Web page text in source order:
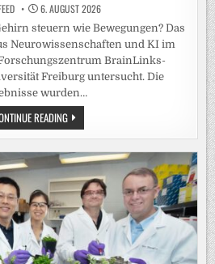
6. AUGUST 2026
steuern wie Bewegungen? Das
Neurowissenschaften und KI im
BrainLinks-
Freiburg untersucht. Die
wurden…
READINGVOM
PLANEN
ZUM
GRUNDLEGENDE
ERKENNTNISSE
ZUR
BEWEGUNGSPLANUNG
IM
GEHIRN